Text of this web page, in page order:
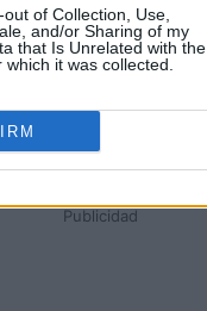
of Collection, Use,
and/or Sharing of my
that Is Unrelated with the
it was collected.
Publicidad